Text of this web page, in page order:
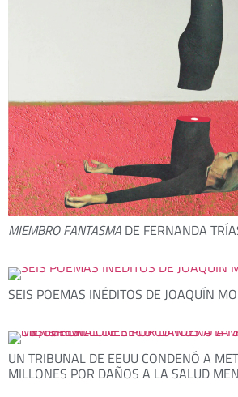
MIEMBRO FANTASMA DE FERNANDA
SEIS POEMAS INÉDITOS DE JOAQUÍN
UN TRIBUNAL DE EEUU CONDENÓ A
MILLONES POR DAÑOS A LA SALUD